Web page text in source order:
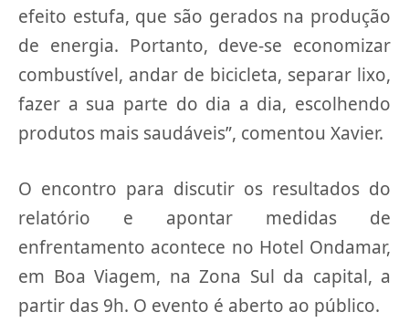
efeito estufa, que são gerados na produção
de energia. Portanto, deve-se economizar
combustível, andar de bicicleta, separar lixo,
fazer a sua parte do dia a dia, escolhendo
produtos mais saudáveis”, comentou Xavier.
O encontro para discutir os resultados do
relatório e apontar medidas de
enfrentamento acontece no Hotel Ondamar,
em Boa Viagem, na Zona Sul da capital, a
partir das 9h. O evento é aberto ao público.